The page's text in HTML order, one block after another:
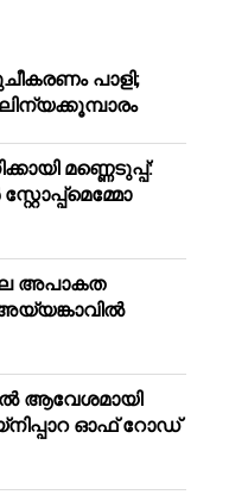
പാളി;
മണ്ണെടുപ്പ്:
അപാകത
ആവേശമായി
ഓഫ് റോഡ്